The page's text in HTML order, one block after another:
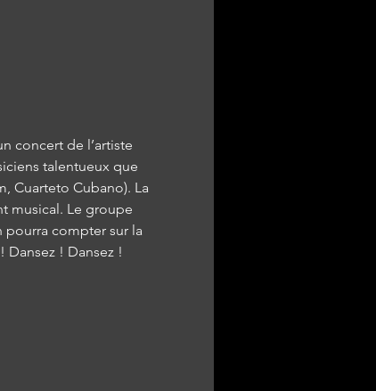
concert de l’artiste
talentueux que
Cuarteto Cubano). La
musical. Le groupe
pourra compter sur la
! Dansez !